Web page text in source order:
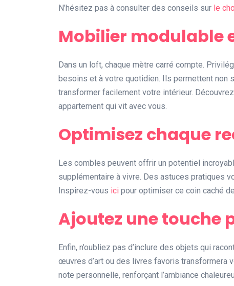
N’hésitez pas à consulter des conseils sur le
Mobilier modulable
Dans un loft, chaque mètre carré compte.
besoins et à votre quotidien. Ils permettent non
transformer facilement votre intérieur.
appartement qui vit avec vous.
Optimisez chaque
Les combles peuvent offrir un potentiel
supplémentaire à vivre. Des astuces pratiques
Inspirez-vous ici pour optimiser ce coin caché
Ajoutez une touche
Enfin, n’oubliez pas d’inclure des objets qui
œuvres d’art ou des livres favoris transformera
note personnelle, renforçant l’ambiance